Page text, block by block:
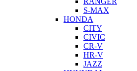
S-MAX
HONDA
CITY
CIVIC
CR-V
HR-V
JAZZ